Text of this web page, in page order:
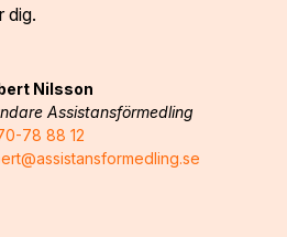
dig.
Nilsson
Assistansförmedling
78 88 12